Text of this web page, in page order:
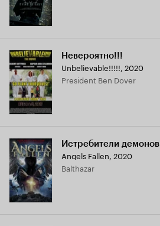
Невероятно!!!
Unbelievable!!!!!, 2020
President Ben Dover
Истребители демонов
Angels Fallen, 2020
Balthazar